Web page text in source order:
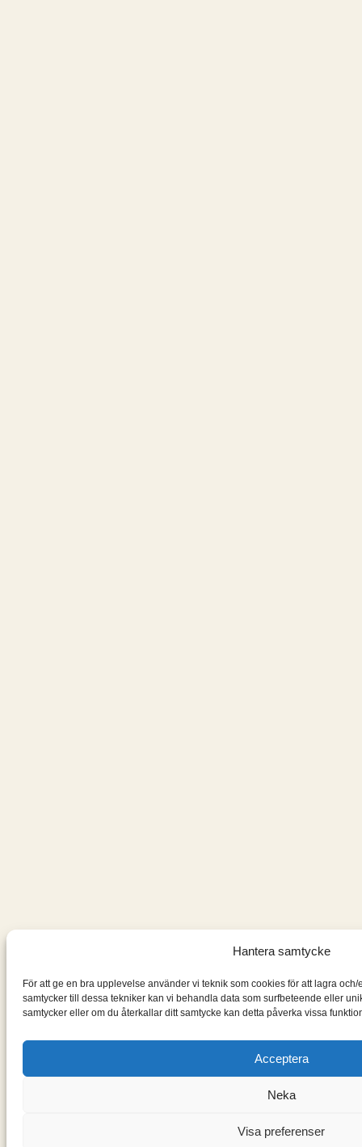
Hantera samtycke
För att ge en bra upplevelse använder vi teknik som cookies för att lagra
samtycker till dessa tekniker kan vi behandla data som surfbeteende eller
samtycker eller om du återkallar ditt samtycke kan detta påverka vissa
Acceptera
Neka
Visa preferenser